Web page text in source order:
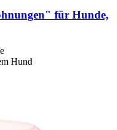
für Hunde,
Hund